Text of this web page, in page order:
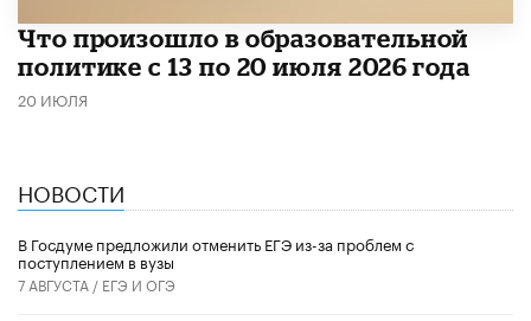
Что произошло в образовательной
политике с 13 по 20 июля 2026 года
20 ИЮЛЯ
НОВОСТИ
В Госдуме предложили отменить ЕГЭ из-за проблем с
поступлением в вузы
7 АВГУСТА / ЕГЭ И ОГЭ